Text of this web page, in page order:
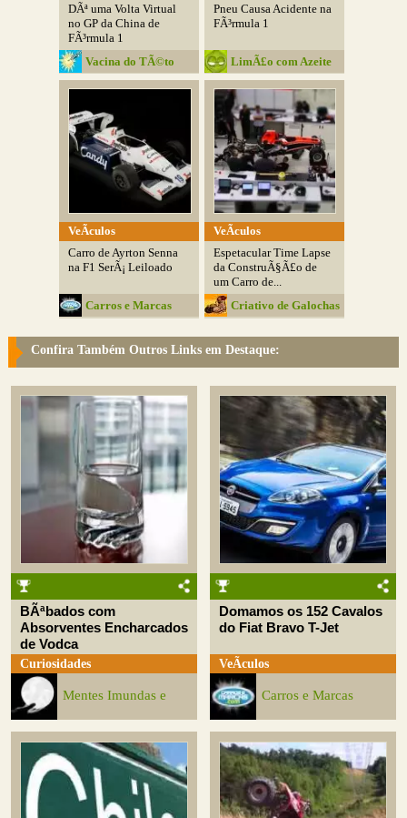
DÃª uma Volta Virtual
no GP da China de
FÃ³rmula 1
Vacina do TÃ©to
Pneu Causa Acidente na
FÃ³rmula 1
LimÃ£o com Azeite
VeÃ­culos
Carro de Ayrton Senna
na F1 SerÃ¡ Leiloado
Carros e Marcas
VeÃ­culos
Espetacular Time Lapse
da ConstruÃ§Ã£o de
um Carro de...
Criativo de Galochas
Confira Também Outros Links em Destaque:
BÃªbados com
Absorventes Encharcados
de Vodca
Curiosidades
Mentes Imundas e
Domamos os 152 Cavalos
do Fiat Bravo T-Jet
VeÃ­culos
Carros e Marcas